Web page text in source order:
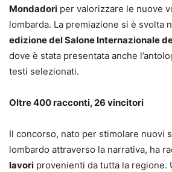
Mondadori per valorizzare le nuove
lombarda. La premiazione si è svolta
edizione del Salone Internazionale
dove è stata presentata anche
testi selezionati.
Oltre 400 racconti, 26 vincitori
Il concorso, nato per stimolare nuovi
lombardo attraverso la narrativa, ha
lavori provenienti da tutta la regione.